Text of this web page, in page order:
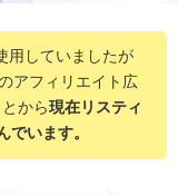
用していましたが
アフィリエイト広
から現在リスティ
でいます。